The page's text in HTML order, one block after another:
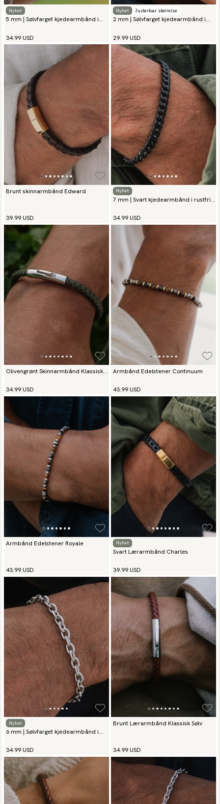
Nyhet
5 mm | Sølvfarget kjedearmbånd i
34.99 USD
Nyhet Justerbar størrelse
2 mm | Sølvfarget kjedearmbånd i
29.99 USD
Brunt skinnarmbånd Edward
39.99 USD
Nyhet
7 mm | Svart kjedearmbånd i rustfritt
34.99 USD
Olivengrønt Skinnarmbånd Klassisk
34.99 USD
Armbånd Edelstener Continuum
43.99 USD
Armbånd Edelstener Royale
43.99 USD
Nyhet
Svart Lærarmbånd Charles
39.99 USD
Nyhet
6 mm | Sølvfarget kjedearmbånd i
34.99 USD
Brunt Lærarmbånd Klassisk Sølv
34.99 USD